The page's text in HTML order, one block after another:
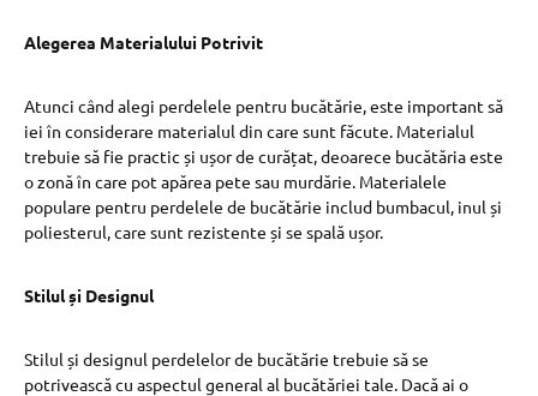
Alegerea Materialului Potrivit
Atunci când alegi perdelele pentru bucătărie, este important să
iei în considerare materialul din care sunt făcute. Materialul
trebuie să fie practic și ușor de curățat, deoarece bucătăria este
o zonă în care pot apărea pete sau murdărie. Materialele
populare pentru perdelele de bucătărie includ bumbacul, inul și
poliesterul, care sunt rezistente și se spală ușor.
Stilul și Designul
Stilul și designul perdelelor de bucătărie trebuie să se
potrivească cu aspectul general al bucătăriei tale. Dacă ai o